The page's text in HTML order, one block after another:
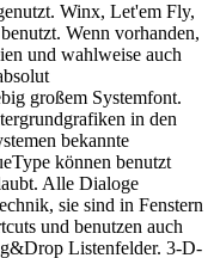
Winx, Let'em Fly,
Wenn vorhanden,
und wahlweise auch
großem Systemfont.
in den
bekannte
können benutzt
Alle Dialoge
sie sind in Fenstern
und benutzen auch
Listenfelder. 3-D-